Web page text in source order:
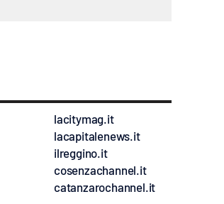
lacitymag.it
lacapitalenews.it
ilreggino.it
cosenzachannel.it
catanzarochannel.it